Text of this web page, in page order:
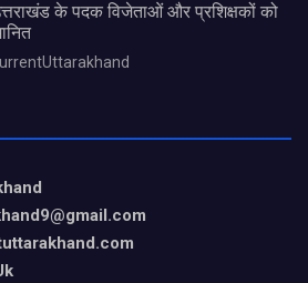
के पदक विजेताओं और प्रशिक्षकों को
@gmail.com